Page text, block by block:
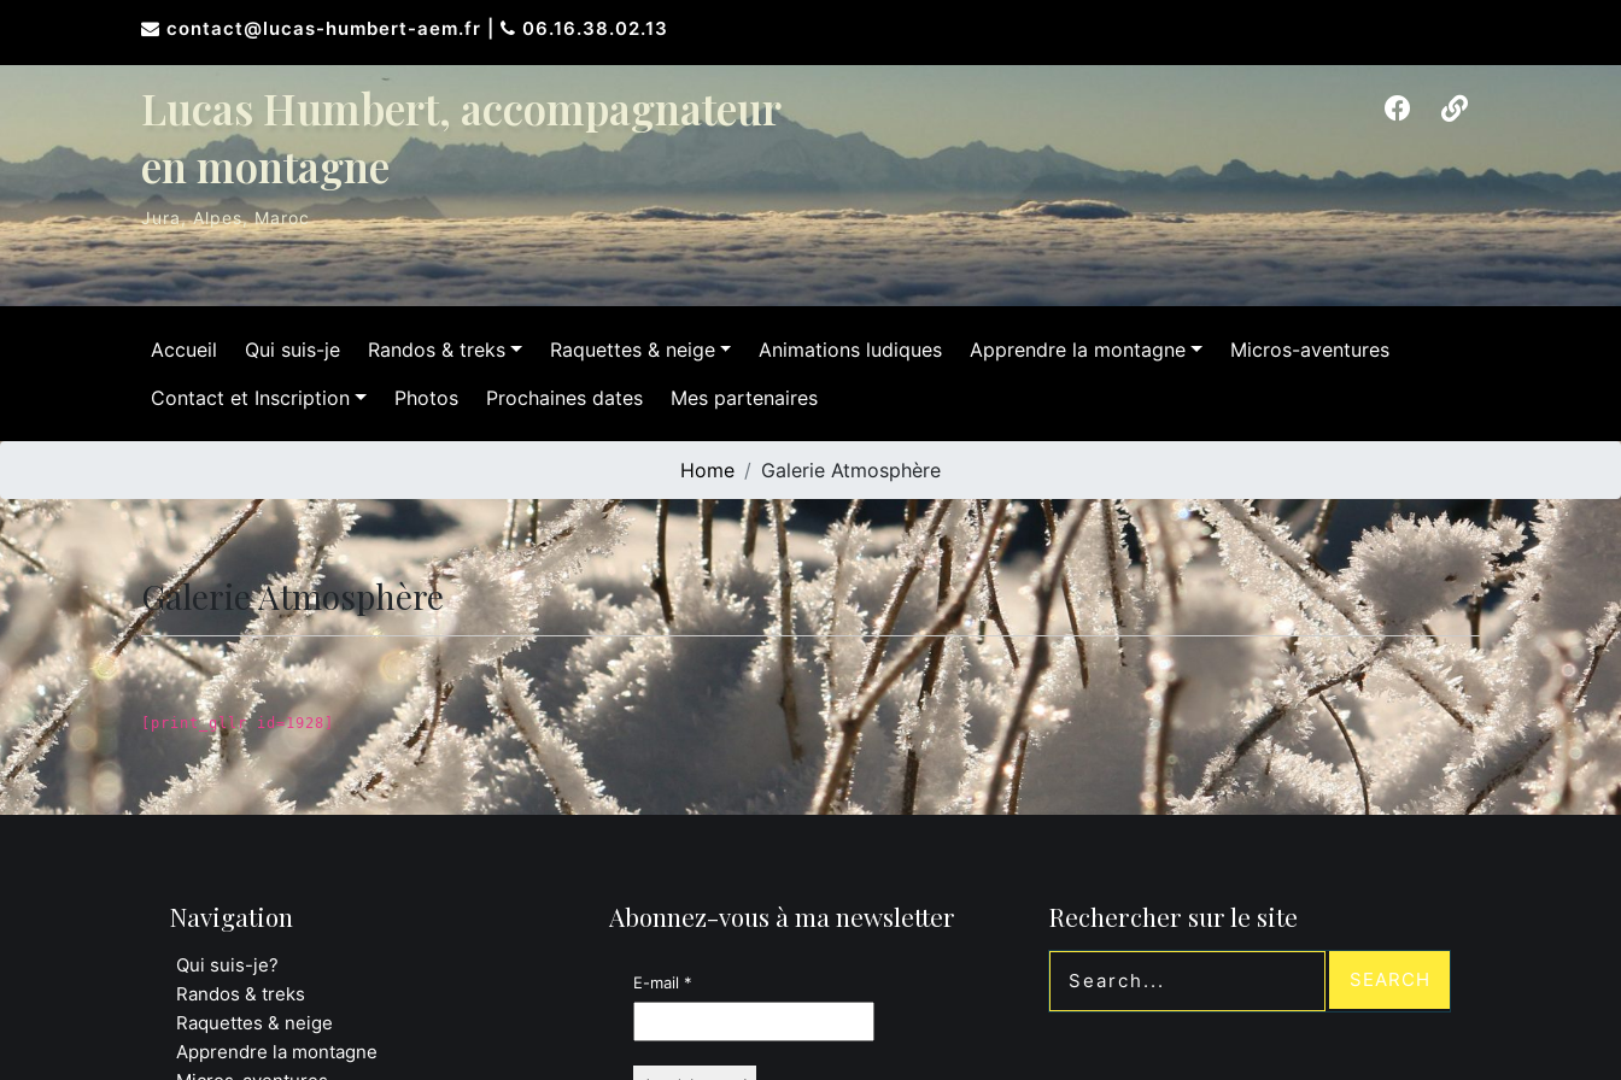
content
contact@lucas-humbert-aem.fr 06.16.38.02.13
Lucas Humbert, accompagnateur
en montagne
Jura, Alpes, Maroc
Accueil Qui suis-je Randos & treks Raquettes & neige Animations ludiques Apprendre la montagne
Micros-aventures
Contact et Inscription
Photos Prochaines dates Mes partenaires
Home Galerie Atmosphère
Galerie Atmosphère
[print_gllr id=1928]
Navigation
Qui suis-je?
Randos & treks
Raquettes & neige
Apprendre la montagne
Abonnez-vous à ma newsletter
E-mail *
Rechercher sur le site